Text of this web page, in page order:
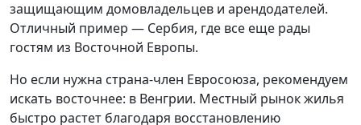
защищающим домовладельцев и арендодателей.
Отличный пример — Сербия, где все еще рады
гостям из Восточной Европы.
Но если нужна страна-член Евросоюза, рекомендуем
искать восточнее: в Венгрии. Местный рынок жилья
быстро растет благодаря восстановлению